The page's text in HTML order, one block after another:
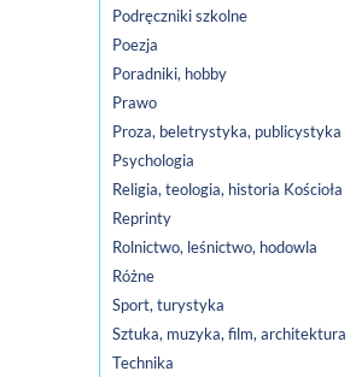
Podręczniki szkolne
Poezja
Poradniki, hobby
Prawo
Proza, beletrystyka, publicystyka
Psychologia
Religia, teologia, historia Kościoła
Reprinty
Rolnictwo, leśnictwo, hodowla
Różne
Sport, turystyka
Sztuka, muzyka, film, architektura
Technika